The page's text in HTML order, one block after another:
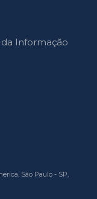
Informação
São Paulo - SP,